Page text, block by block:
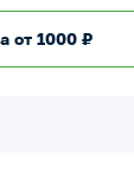
от 1000 ₽